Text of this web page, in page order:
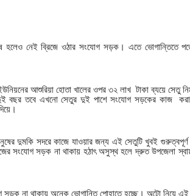
হলেও নেই ব্রিজে ওঠার সংযোগ সড়ক। এতে ভোগান্তিতে
আশুরিয়া হোতা খালের ওপর ৩২ লাখ টাকা ব্যয়ে সেতু
বছর তবে এখনো সেতুর দুই পাশে সংযোগ সড়কের কাজ করা
মানুষের দুমকি সদরে কাজে যাওয়ার জন্য এই সেতুটি খুবই
সংযোগ সড়ক না থাকায় হঠাৎ অসুস্থ হলে দ্রুত উপজেলা
না থাকায় অনেক ভোগান্তি পোহাতে হচ্ছে। অটো নিয়ে এই